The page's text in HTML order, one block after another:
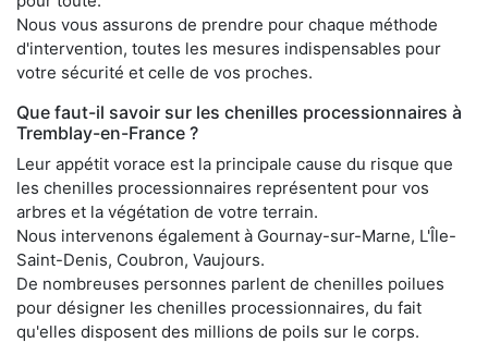
Nous vous assurons de prendre pour chaque méthode
d'intervention, toutes les mesures indispensables pour
votre sécurité et celle de vos proches.
Que faut-il savoir sur les chenilles processionnaires à
Tremblay-en-France ?
Leur appétit vorace est la principale cause du risque que
les chenilles processionnaires représentent pour vos
arbres et la végétation de votre terrain.
Nous intervenons également à Gournay-sur-Marne, L'Île-
Saint-Denis, Coubron, Vaujours.
De nombreuses personnes parlent de chenilles poilues
pour désigner les chenilles processionnaires, du fait
qu'elles disposent des millions de poils sur le corps.